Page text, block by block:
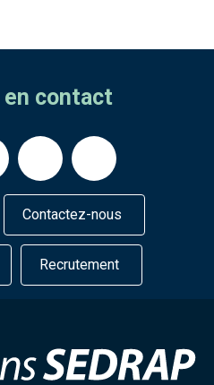
en contact
Contactez-nous
Recrutement